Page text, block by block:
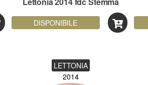
Grande
DISPONIBILE
LETTONIA
2014